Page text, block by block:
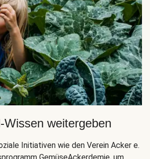
Wissen weitergeben
Initiativen wie den Verein Acker e.